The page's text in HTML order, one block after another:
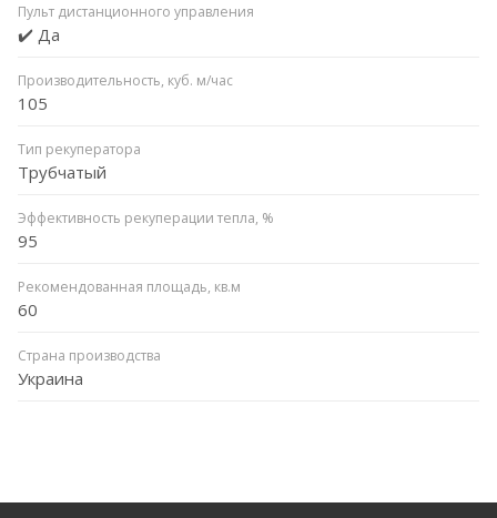
Пульт дистанционного управления
✔️ Да
Производительность, куб. м/час
105
Тип рекуператора
Трубчатый
Эффективность рекуперации тепла, %
95
Рекомендованная площадь, кв.м
60
Страна производства
Украина